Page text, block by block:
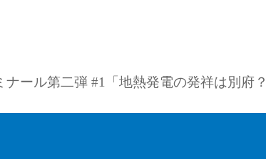
ール第二弾 #1「地熱発電の発祥は別府？